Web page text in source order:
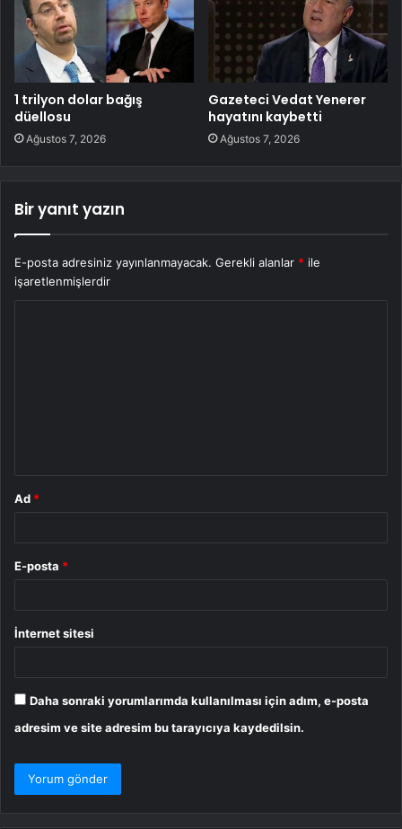
1 trilyon dolar bağış
düellosu
Ağustos 7, 2026
Gazeteci Vedat Yenerer
hayatını kaybetti
Ağustos 7, 2026
Bir yanıt yazın
E-posta adresiniz yayınlanmayacak. Gerekli alanlar * ile
işaretlenmişlerdir
Ad *
E-posta *
İnternet sitesi
Daha sonraki yorumlarımda kullanılması için adım, e-posta
adresim ve site adresim bu tarayıcıya kaydedilsin.